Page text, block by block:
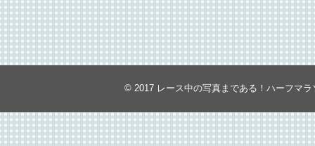
© 2017 レース中の写真まである！ハーフマ